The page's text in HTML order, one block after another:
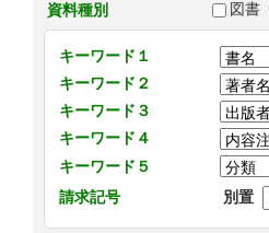
資料種別 図書
キーワード１
キーワード２
キーワード３
キーワード４
キーワード５
請求記号
別置